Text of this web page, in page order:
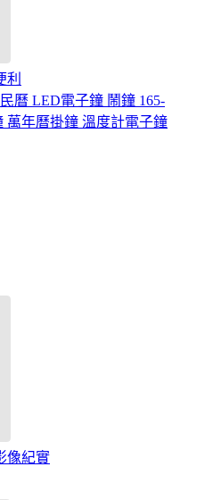
利
曆 LED電子鐘 鬧鐘 165-
萬年曆掛鐘 溫度計電子鐘
像紀實